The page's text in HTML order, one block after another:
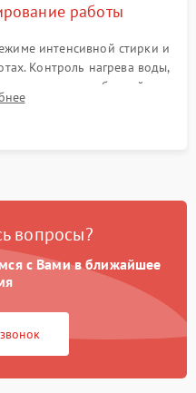
работы
интенсивной стирки и
Контроль нагрева воды,
излишних вибраций,
под корпусом.
вопросы?
с Вами в ближайшее